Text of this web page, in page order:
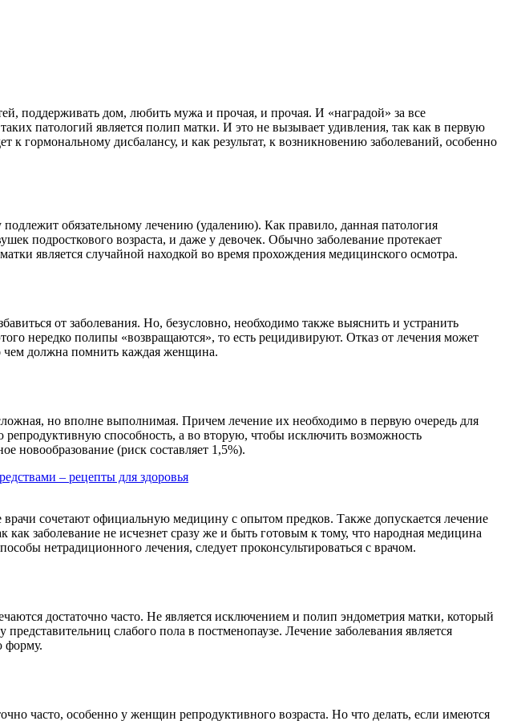
поддерживать дом, любить мужа и прочая, и прочая. И «наградой» за все
патологий является полип матки. И это не вызывает удивления, так как в первую
к гормональному дисбалансу, и как результат, к возникновению заболеваний, особенно
обязательному лечению (удалению). Как правило, данная патология
подросткового возраста, и даже у девочек. Обычно заболевание протекает
является случайной находкой во время прохождения медицинского осмотра.
от заболевания. Но, безусловно, необходимо также выяснить и устранить
нередко полипы «возвращаются», то есть рецидивируют. Отказ от лечения может
чем должна помнить каждая женщина.
но вполне выполнимая. Причем лечение их необходимо в первую очередь для
репродуктивную способность, а во вторую, чтобы исключить возможность
новообразование (риск составляет 1,5%).
– рецепты для здоровья
сочетают официальную медицину с опытом предков. Также допускается лечение
заболевание не исчезнет сразу же и быть готовым к тому, что народная медицина
нетрадиционного лечения, следует проконсультироваться с врачом.
достаточно часто. Не является исключением и полип эндометрия матки, который
слабого пола в постменопаузе. Лечение заболевания является
форму.
часто, особенно у женщин репродуктивного возраста. Но что делать, если имеются